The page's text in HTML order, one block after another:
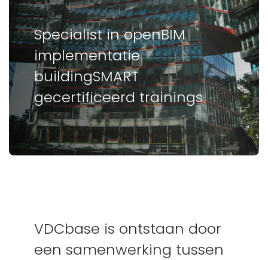
Specialist in openBIM
implementatie
buildingSMART
gecertificeerd trainings
VDCbase is ontstaan door
een samenwerking tussen